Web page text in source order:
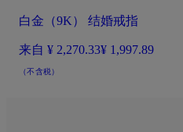
白金（9K） 结婚戒指
来自 ¥ 2,270.33¥ 1,997.89
（不含税）